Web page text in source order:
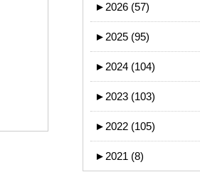
► 2026 (57)
► 2025 (95)
► 2024 (104)
► 2023 (103)
► 2022 (105)
► 2021 (8)